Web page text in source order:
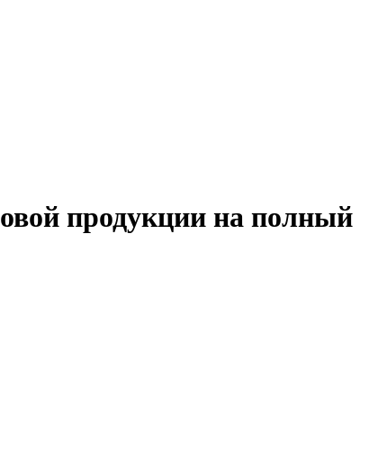
продукции на полный